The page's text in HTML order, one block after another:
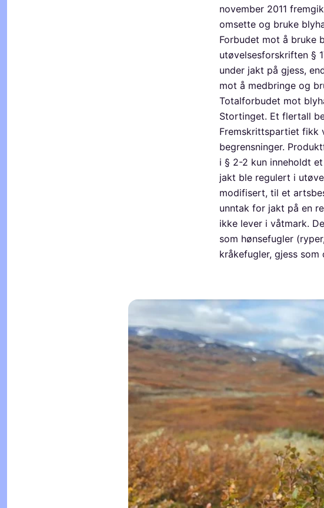
november 2011
omsette og bruke
Forbudet mot å bruke
utøvelsesforskriften §
under jakt på gjess,
mot å medbringe og
Totalforbudet mot
Stortinget. Et flertall
Fremskrittspartiet fikk
begrensninger.
i § 2-2 kun inneholdt
jakt ble regulert i
modifisert, til et
unntak for jakt på en
ikke lever i våtmark.
som hønsefugler
kråkefugler, gjess